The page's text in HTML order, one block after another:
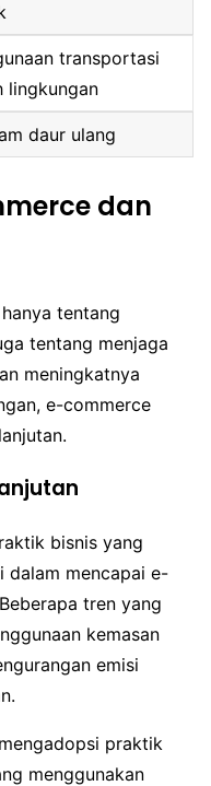
transportasi
lingkungan
daur ulang
dan
tentang
tentang menjaga
meningkatnya
e-commerce
bisnis yang
dalam mencapai e-
tren yang
kemasan
emisi
praktik
menggunakan